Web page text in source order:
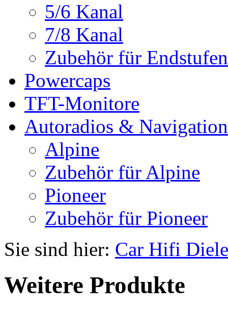
5/6 Kanal
7/8 Kanal
Zubehör für Endstufen
Powercaps
TFT-Monitore
Autoradios & Navigation
Alpine
Zubehör für Alpine
Pioneer
Zubehör für Pioneer
Sie sind hier: Car Hifi
Weitere Produkte